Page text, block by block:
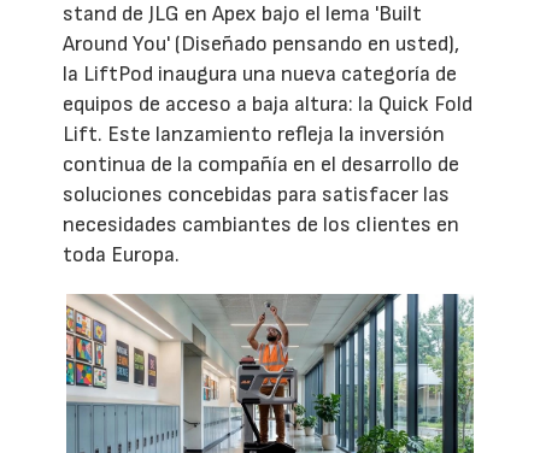
stand de JLG en Apex bajo el lema 'Built
Around You' (Diseñado pensando en usted),
la LiftPod inaugura una nueva categoría de
equipos de acceso a baja altura: la Quick Fold
Lift. Este lanzamiento refleja la inversión
continua de la compañía en el desarrollo de
soluciones concebidas para satisfacer las
necesidades cambiantes de los clientes en
toda Europa.